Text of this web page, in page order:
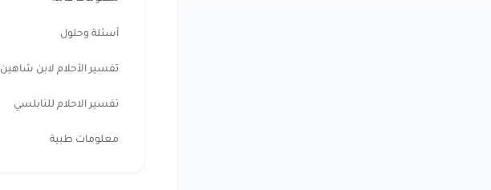
أسئلة وحلول
تفسير الأحلام لابن شاهين
تفسير الاحلام للنابلسي
معلومات طبية